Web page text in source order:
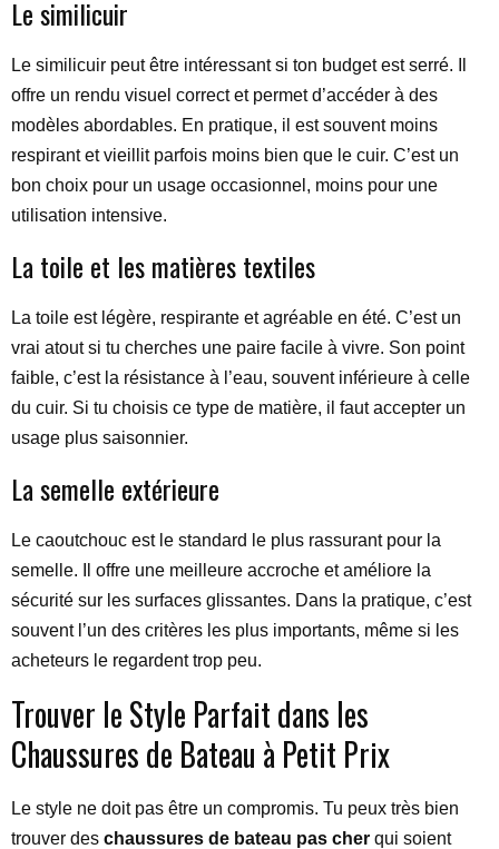
Le similicuir
Le similicuir peut être intéressant si ton budget est serré. Il
offre un rendu visuel correct et permet d’accéder à des
modèles abordables. En pratique, il est souvent moins
respirant et vieillit parfois moins bien que le cuir. C’est un
bon choix pour un usage occasionnel, moins pour une
utilisation intensive.
La toile et les matières textiles
La toile est légère, respirante et agréable en été. C’est un
vrai atout si tu cherches une paire facile à vivre. Son point
faible, c’est la résistance à l’eau, souvent inférieure à celle
du cuir. Si tu choisis ce type de matière, il faut accepter un
usage plus saisonnier.
La semelle extérieure
Le caoutchouc est le standard le plus rassurant pour la
semelle. Il offre une meilleure accroche et améliore la
sécurité sur les surfaces glissantes. Dans la pratique, c’est
souvent l’un des critères les plus importants, même si les
acheteurs le regardent trop peu.
Trouver le Style Parfait dans les
Chaussures de Bateau à Petit Prix
Le style ne doit pas être un compromis. Tu peux très bien
trouver des chaussures de bateau pas cher qui soient